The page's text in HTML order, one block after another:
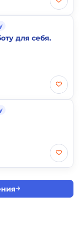
для себя.